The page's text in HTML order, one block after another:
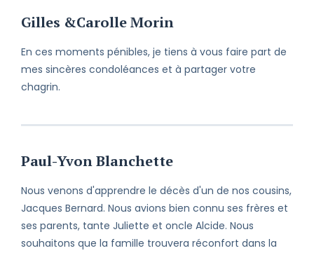
Gilles &Carolle Morin
En ces moments pénibles, je tiens à vous faire part de
mes sincères condoléances et à partager votre
chagrin.
Paul-Yvon Blanchette
Nous venons d'apprendre le décès d'un de nos cousins,
Jacques Bernard. Nous avions bien connu ses frères et
ses parents, tante Juliette et oncle Alcide. Nous
souhaitons que la famille trouvera réconfort dans la